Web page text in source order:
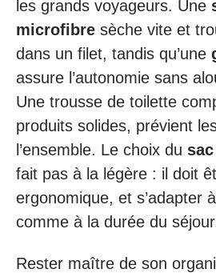
les grands voyageurs. Une
microfibre sèche vite et
dans un filet, tandis qu’une
assure l’autonomie sans
Une trousse de toilette
produits solides, prévient
l’ensemble. Le choix du
fait pas à la légère : il doit
ergonomique, et s’adapter
comme à la durée du
Rester maître de son